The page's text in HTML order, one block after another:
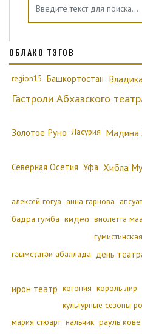
ОБЛАКО ТЭГОВ
region15 Башкортостан
Гастроли Абхазского
Золотое Руно Ласурия Мадина
Северная Осетия Уфа Хибла
алексей гогуа анна гарнова
бадра гумба видео виолетта
гәымсҭатәи абаллада день
ирон театр когония король лир
культурные сезоны
мария стюарт нальчик рауль кове